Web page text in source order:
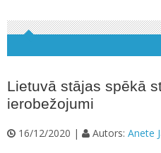
Lietuvā stājas spēkā
ierobežojumi
16/12/2020 | Autors: Anete